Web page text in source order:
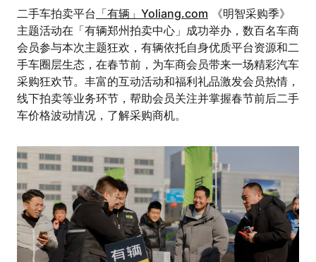
二手车拍卖平台 「有辆」Yoliang.com 《明智采购季》
主题活动在「有辆郑州拍卖中心」成功举办，数百名车商
会员参与本次主题狂欢，有辆依托自身优质平台资源和二
手车圈层生态，在春节前，为车商会员带来一场精彩汽车
采购狂欢节。丰富的互动活动和福利礼品激发会员热情，
线下拍卖等业务环节，帮助会员关注并掌握春节前后二手
车价格波动情况，了解采购商机。